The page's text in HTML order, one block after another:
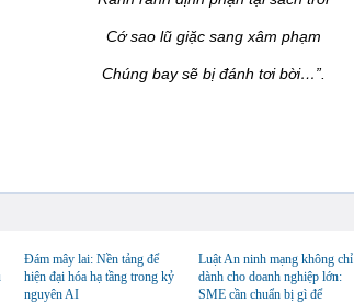
Cớ sao lũ giặc sang xâm phạm
Chúng bay sẽ bị đánh tơi bời…”.
Đám mây lai: Nền tảng để
hiện đại hóa hạ tầng trong kỷ
nguyên AI
Luật An ninh mạng không chỉ
dành cho doanh nghiệp lớn:
SME cần chuẩn bị gì để